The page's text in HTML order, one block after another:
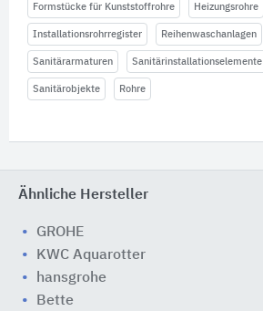
Formstücke für Kunststoffrohre Heizungsrohre
Installationsrohrregister Reihenwaschanlagen
Sanitärarmaturen Sanitärinstallationselemente
Sanitärobjekte Rohre
Ähnliche Hersteller
GROHE
KWC Aquarotter
hansgrohe
Bette